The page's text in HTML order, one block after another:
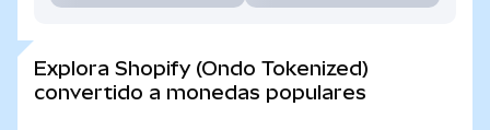
Explora Shopify (Ondo Tokenized)
convertido a monedas populares